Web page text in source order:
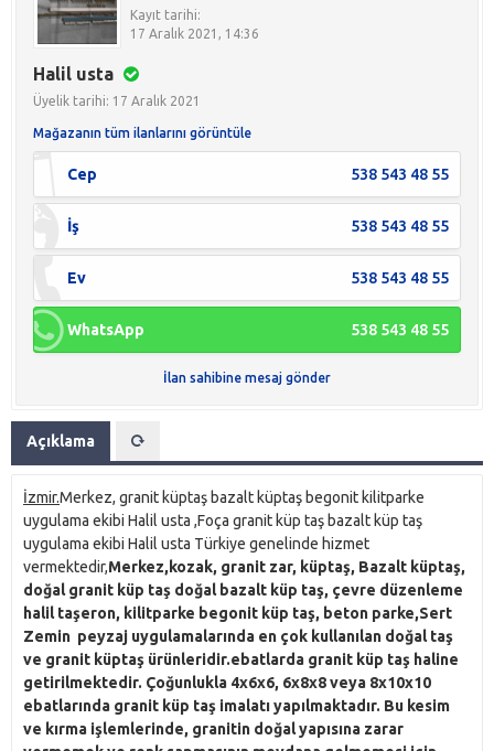
Kayıt tarihi:
17 Aralık 2021, 14:36
Halil usta
Üyelik tarihi: 17 Aralık 2021
Mağazanın tüm ilanlarını görüntüle
Cep 538 543 48 55
İş 538 543 48 55
Ev 538 543 48 55
WhatsApp 538 543 48 55
İlan sahibine mesaj gönder
Açıklama
İzmir.Merkez, granit küptaş bazalt küptaş begonit kilitparke
uygulama ekibi Halil usta ,Foça granit küp taş bazalt küp taş
uygulama ekibi Halil usta Türkiye genelinde hizmet
vermektedir,Merkez,kozak, granit zar, küptaş, Bazalt küptaş,
doğal granit küp taş doğal bazalt küp taş, çevre düzenleme
halil taşeron, kilitparke begonit küp taş, beton parke,Sert
Zemin peyzaj uygulamalarında en çok kullanılan doğal taş
ve granit küptaş ürünleridir.ebatlarda granit küp taş haline
getirilmektedir. Çoğunlukla 4x6x6, 6x8x8 veya 8x10x10
ebatlarında granit küp taş imalatı yapılmaktadır. Bu kesim
ve kırma işlemlerinde, granitin doğal yapısına zarar